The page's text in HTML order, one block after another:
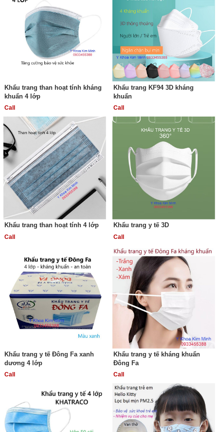
Khẩu trang than hoạt tính kháng
khuẩn 4 lớp
Call
Khẩu trang KF94 3D kháng
khuẩn
Call
Khẩu trang than hoạt tính 4 lớp
Call
Khẩu trang y tế 3D
Call
Khẩu trang y tế Đông Fa xanh
dương 4 lớp
Call
Khẩu trang y tế kháng khuẩn
Đông Fa
Call